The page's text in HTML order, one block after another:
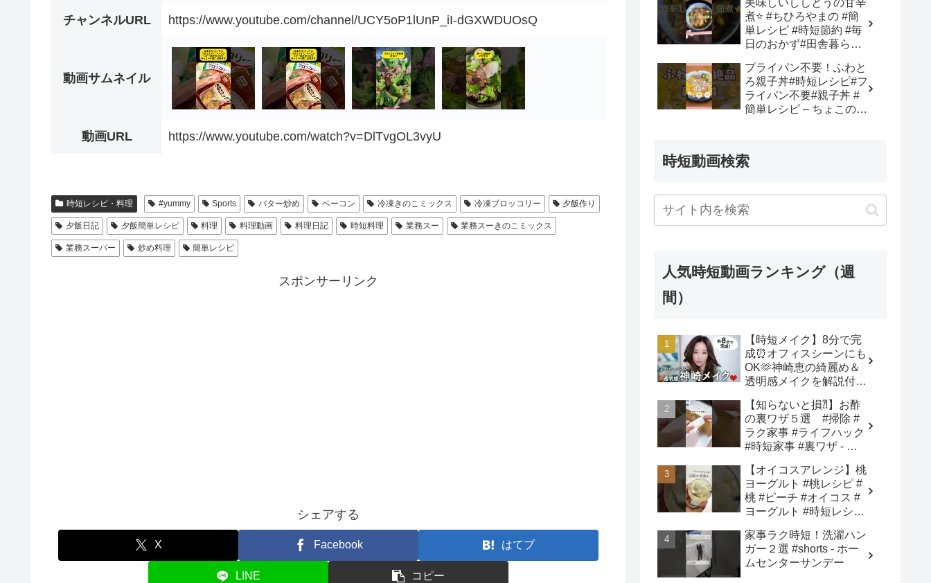
チャンネルURL https://www.youtube.com/channel/UCY5oP1lUnP_iI-dGXWDUOsQ
動画サムネイル
動画URL https://www.youtube.com/watch?v=DlTvgOL3vyU
時短レシピ・料理 #yummy Sports バター炒め ベーコン 冷凍きのこミックス 冷凍ブロッコリー 夕飯作り
夕飯日記 夕飯簡単レシピ 料理 料理動画 料理日記 時短料理 業務スー 業務スーきのこミックス
業務スーパー 炒め料理 簡単レシピ
スポンサーリンク
シェアする
X Facebook はてブ
LINE コピー
MrsHayle
美味しいししとうの甘辛
煮⭐️ #ちひろやまの #簡
単レシピ #時短節約 #毎
日のおかず#田舎暮らし
プライパン不要！ふわと
ろ親子丼#時短レシピ#フ
ライパン不要#親子丼 #
簡単レシピ – ちょこのよ
時短動画検索
人気時短動画ランキング（週
間）
【時短メイク】8分で完
成⏰オフィスシーンにも
OK🫶神崎恵の綺麗め＆
透明感メイクを解説付き
恵 / Megumi Kanzaki
【知らないと損⁈】お酢
の裏ワザ５選 #掃除 #
ラク家事 #ライフハック
#時短家事 #裏ワザ - さ
ラク家事ハック
【オイコスアレンジ】桃
ヨーグルト #桃レシピ #
桃 #ピーチ #オイコス #
ヨーグルト #時短レシピ
作り #おやつ #簡単レシ
ピ #sweets #shorts - ぶ
どう農家cooking(BOTTA
家事ラク時短！洗濯ハン
ガー２選 #shorts - ホー
ムセンターサンデー